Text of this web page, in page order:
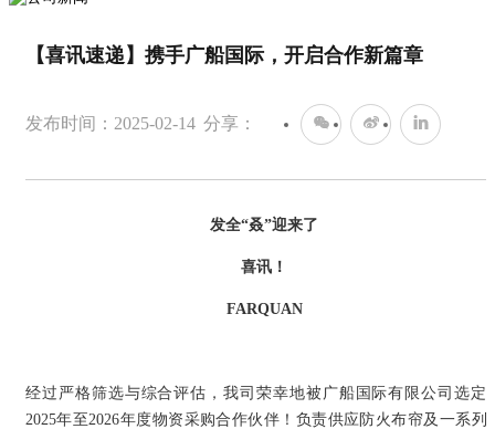
【喜讯速递】携手广船国际，开启合作新篇章
发布时间：2025-02-14 分享：
发全“叒”迎来了
喜讯！
FARQUAN
经过严格筛选与综合评估，我司荣幸地被广船国际有限公司选定
2025年至2026年度物资采购合作伙伴！负责供应防火布帘及一系列